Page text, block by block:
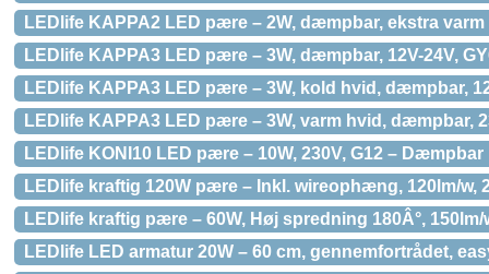
LEDlife KAPPA2 LED pære – 2W, dæmpbar, ekstra
LEDlife KAPPA3 LED pære – 3W, dæmpbar, 12V-24V,
LEDlife KAPPA3 LED pære – 3W, kold hvid, dæmpbar,
LEDlife KAPPA3 LED pære – 3W, varm hvid, dæmpbar,
LEDlife KONI10 LED pære – 10W, 230V, G12 –
LEDlife kraftig 120W pære – Inkl. wireophæng, 120lm/
LEDlife kraftig pære – 60W, Høj spredning 180Â°,
LEDlife LED armatur 20W – 60 cm, gennemfortrådet,